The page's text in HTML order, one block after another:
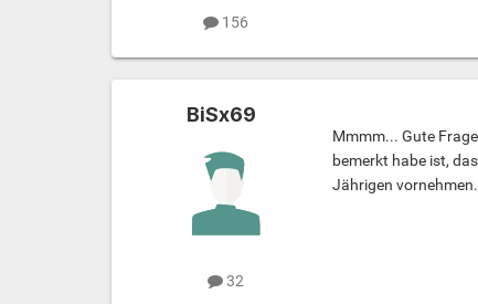
156
BiSx69
32
Mmmm... Gute
bemerkt habe ist,
Jährigen